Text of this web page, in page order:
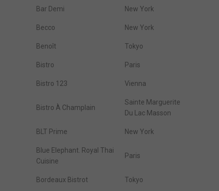
Bar Demi New York
Becco New York
Benoît Tokyo
Bistro Paris
Bistro 123 Vienna
Bistro À Champlain
Sainte Marguerite
Du Lac Masson
BLT Prime New York
Blue Elephant. Royal Thai
Cuisine
Paris
Bordeaux Bistrot Tokyo